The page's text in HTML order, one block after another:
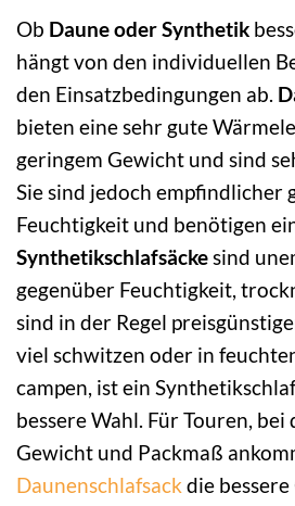
Ob Daune oder Synthetik
hängt von den individuellen
den Einsatzbedingungen ab.
bieten eine sehr gute
geringem Gewicht und sind
Sie sind jedoch empfindlicher
Feuchtigkeit und benötigen
Synthetikschlafsäckesind
gegenüber Feuchtigkeit,
sind in der Regel
viel schwitzen oder in
campen, ist ein
bessere Wahl. Für Touren, bei
Gewicht und Packmaß
Daunenschlafsack die